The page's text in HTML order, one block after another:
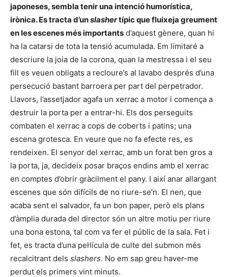
japoneses, sembla tenir una intenció humorística,
irònica. Es tracta d’unslashertípic que fluixeja greument
en les escenes més importants d’aquest gènere, quan hi
ha la catarsi de tota la tensió acumulada. Em limitaré a
descriure la joia de la corona, quan la mestressa i el seu
fill es veuen obligats a recloure’s al lavabo després d’una
persecució bastant barroera per part del perpetrador.
Llavors, l’assetjador agafa un xerrac a motor i comença a
destruir la porta per a entrar-hi. Els dos perseguits
combaten el xerrac a cops de coberts i patins; una
escena grotesca. En veure que no fa efecte res, es
rendeixen. El senyor del xerrac, amb un forat ben gros a
la porta, ja, decideix posar braços endins amb el xerrac
en comptes d’obrir gràcilment el pany. I així anar allargant
escenes que són difícils de no riure-se’n. El nen, que
acaba sent el salvador, fa un bon paper, però els plans
d’àmplia durada del director són un altre motiu per riure
una bona estona, tal com va fer el públic de la sala. Fet i
fet, es tracta d’una pel·lícula de culte del submon més
recalcitrant dels slashers. No em sap greu haver-me
perdut els primers vint minuts.